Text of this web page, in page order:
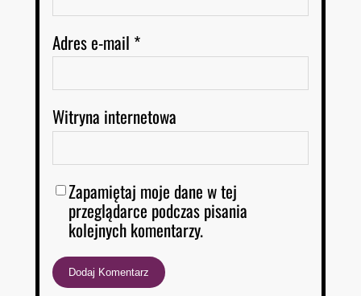
Adres e-mail *
Witryna internetowa
Zapamiętaj moje dane w tej
przeglądarce podczas pisania
kolejnych komentarzy.